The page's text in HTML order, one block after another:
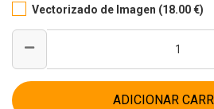
Vectorizado de Imagen (18.00 €)
ADICIONAR